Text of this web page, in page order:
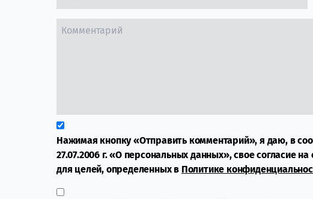
Нажимая кнопку «Отправить комментарий», я даю, в
27.07.2006 г. «О персональных данных», свое согласие
для целей, определенных в Политике